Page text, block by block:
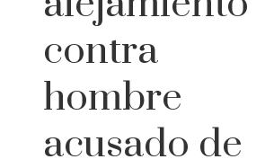
contra
hombre
acusado de